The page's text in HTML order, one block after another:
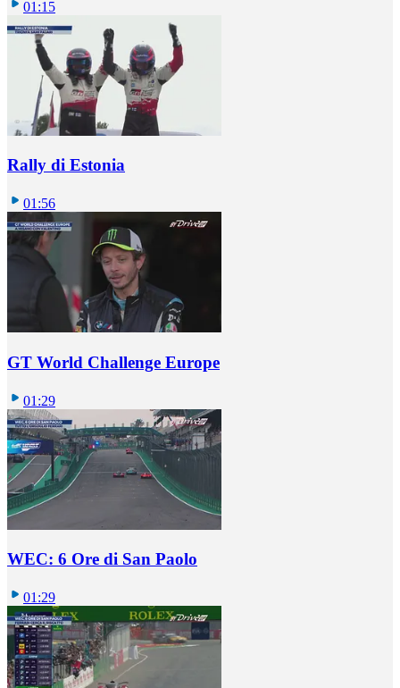
01:15
Rally di Estonia
01:56
GT World Challenge Europe
01:29
WEC: 6 Ore di San Paolo
01:29